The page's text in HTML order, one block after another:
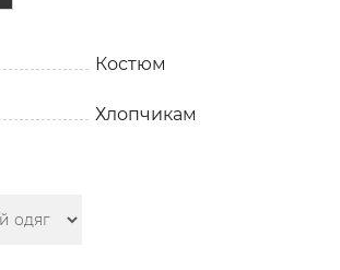
Костюм
Хлопчикам